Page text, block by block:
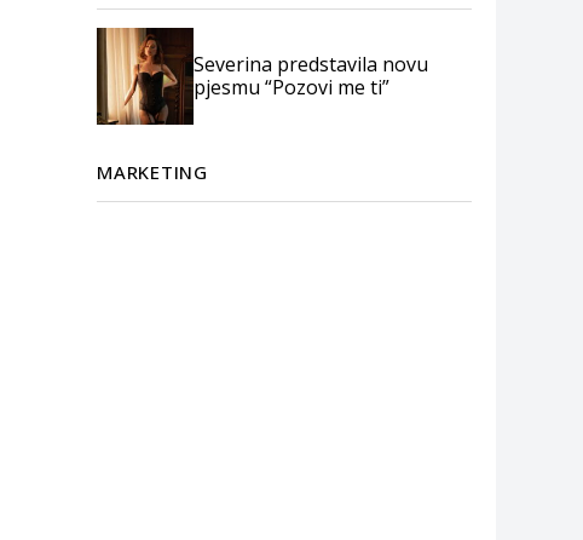
Severina predstavila novu
pjesmu “Pozovi me ti”
MARKETING